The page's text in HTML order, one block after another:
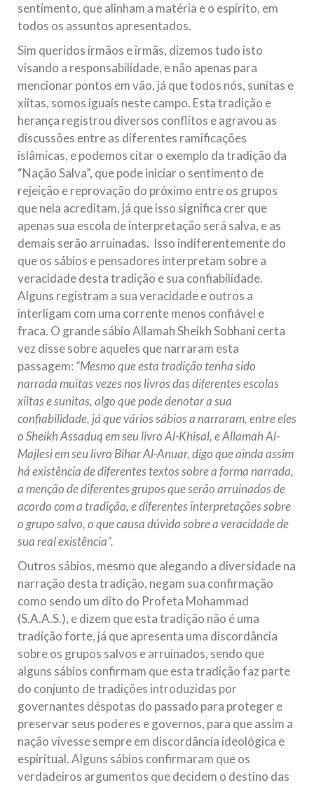
sentimento, que alinham a matéria e o espírito, em
todos os assuntos apresentados.
Sim queridos irmãos e irmãs, dizemos tudo isto
visando a responsabilidade, e não apenas para
mencionar pontos em vão, já que todos nós, sunitas e
xiitas, somos iguais neste campo. Esta tradição e
herança registrou diversos conflitos e agravou as
discussões entre as diferentes ramificações
islâmicas, e podemos citar o exemplo da tradição da
“Nação Salva”, que pode iniciar o sentimento de
rejeição e reprovação do próximo entre os grupos
que nela acreditam, já que isso significa crer que
apenas sua escola de interpretação será salva, e as
demais serão arruinadas. Isso indiferentemente do
que os sábios e pensadores interpretam sobre a
veracidade desta tradição e sua confiabilidade.
Alguns registram a sua veracidade e outros a
interligam com uma corrente menos confiável e
fraca. O grande sábio Allamah Sheikh Sobhani certa
vez disse sobre aqueles que narraram esta
passagem: “Mesmo que esta tradição tenha sido
narrada muitas vezes nos livros das diferentes escolas
xiitas e sunitas, algo que pode denotar a sua
confiabilidade, já que vários sábios a narraram, entre eles
o Sheikh Assaduq em seu livro Al-Khisal, e Allamah Al-
Majlesi em seu livro Bihar Al-Anuar, digo que ainda assim
há existência de diferentes textos sobre a forma narrada,
a menção de diferentes grupos que serão arruinados de
acordo com a tradição, e diferentes interpretações sobre
o grupo salvo, o que causa dúvida sobre a veracidade de
sua real existência”.
Outros sábios, mesmo que alegando a diversidade na
narração desta tradição, negam sua confirmação
como sendo um dito do Profeta Mohammad
(S.A.A.S.), e dizem que esta tradição não é uma
tradição forte, já que apresenta uma discordância
sobre os grupos salvos e arruinados, sendo que
alguns sábios confirmam que esta tradição faz parte
do conjunto de tradições introduzidas por
governantes déspotas do passado para proteger e
preservar seus poderes e governos, para que assim a
nação vivesse sempre em discordância ideológica e
espiritual. Alguns sábios confirmaram que os
verdadeiros argumentos que decidem o destino das